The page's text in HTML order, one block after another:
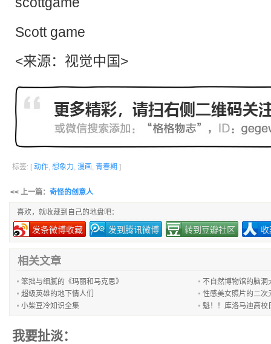
Scott game
<来源：视觉中国>
标签: [ 动作, 想象力, 漫画, 青春期 ]
<< 上一篇： 奇怪的创意人
喜欢，就收藏到自己的地盘吧：
发条微博收藏 发到腾讯微博 转到豆瓣社区
相关文章
笨拙与细腻的《玛丽和马克思》
不自然博物馆的脑洞
超级英雄的地下情人们
性感美女照片的二次
小柴豆冷知识全集
魁！！库洛马迪高校
我要扯淡：